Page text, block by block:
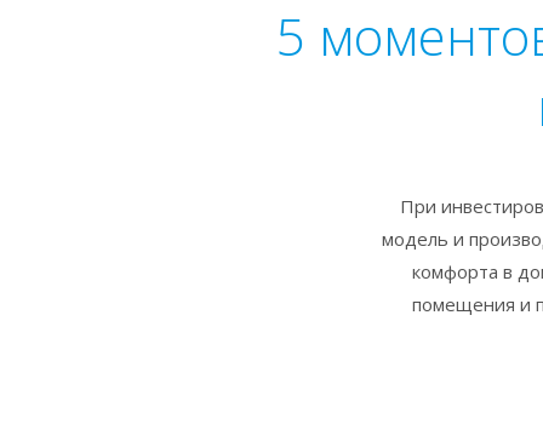
5
При
модель и
комфорта в
помещения и